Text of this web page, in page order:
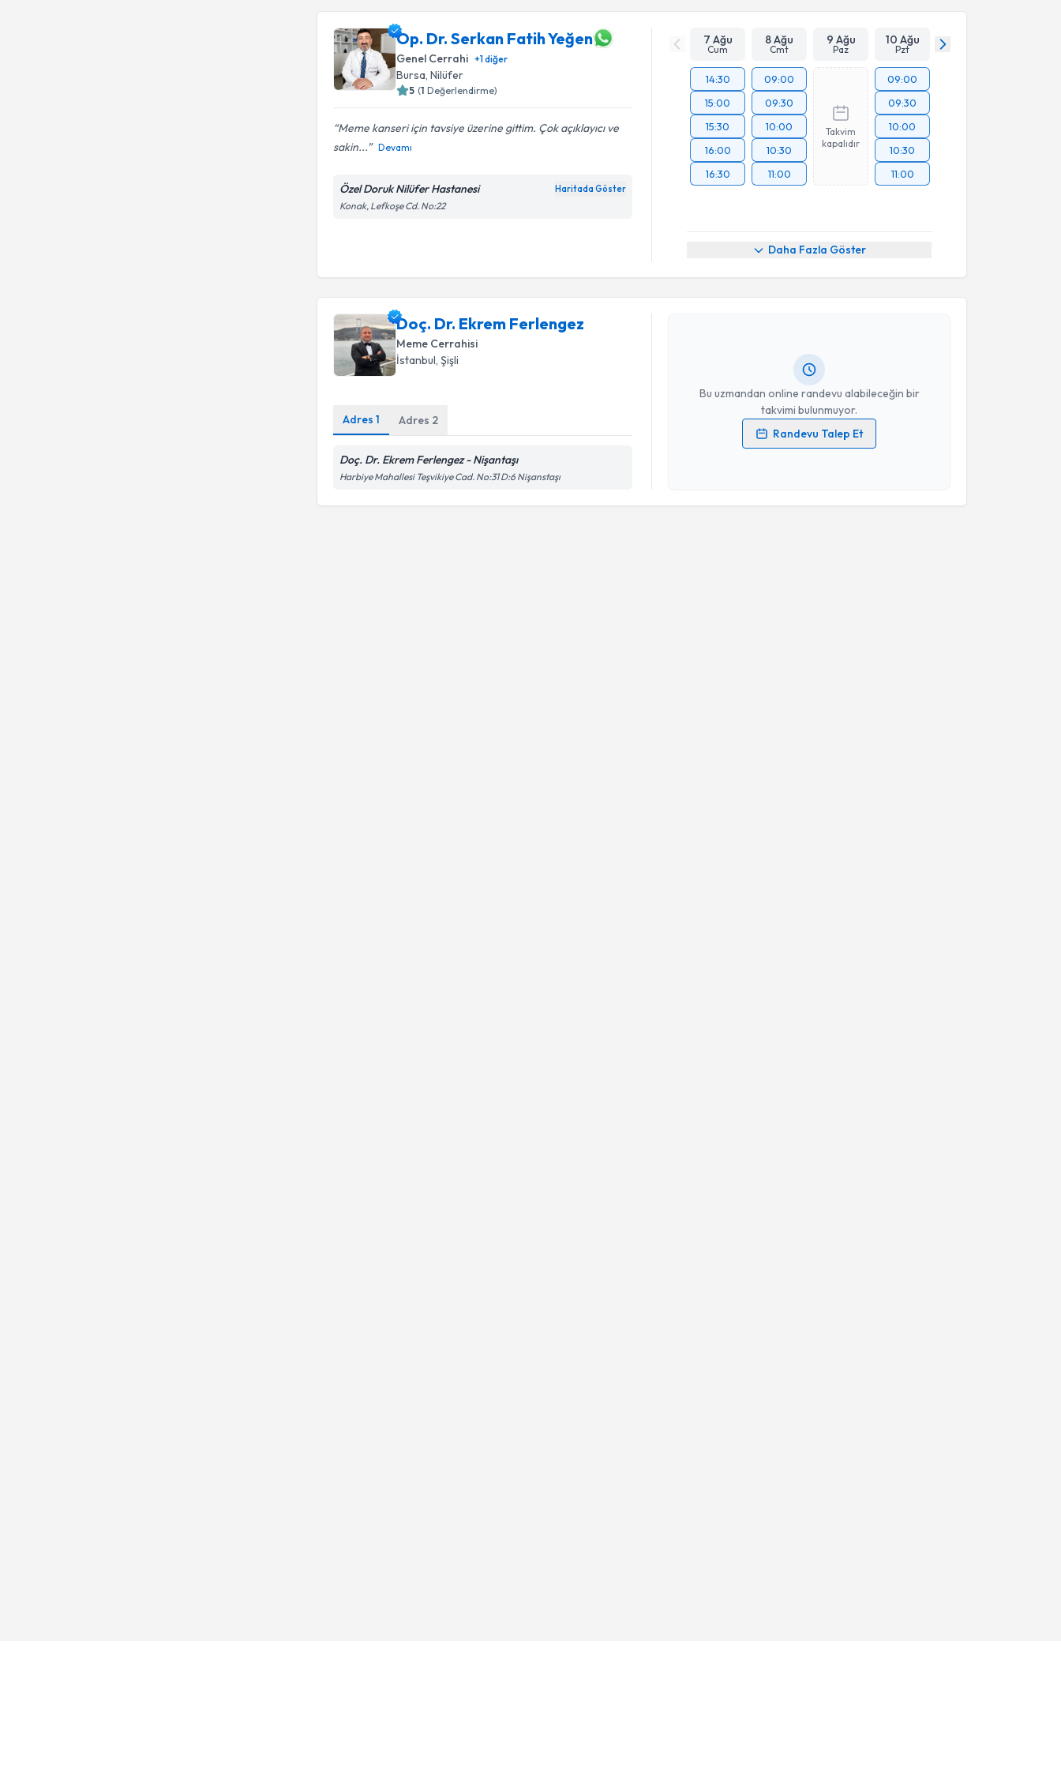
Op. Dr. Serkan Fatih Yeğen
Genel Cerrahi +1diğer
Bursa, Nilüfer
5 (1 Değerlendirme)
Meme kanseri için tavsiye üzerine gittim. Çok açıklayıcı ve
sakin...
Devamı
Özel Doruk Nilüfer Hastanesi Haritada Göster
Konak, Lefkoşe Cd. No:22
7 Ağu
Cum
8 Ağu
Cmt
9 Ağu
Paz
10 Ağu
Pzt
14:30
15:00
15:30
16:00
16:30
09:00
09:30
10:00
10:30
11:00
Takvim
kapalıdır
09:00
09:30
10:00
10:30
11:00
Daha Fazla Göster
Doç. Dr. Ekrem Ferlengez
Meme Cerrahisi
İstanbul , Şişli
Adres1 Adres 2
Doç. Dr. Ekrem Ferlengez - Nişantaşı
Harbiye Mahallesi Teşvikiye Cad. No:31 D:6 Nişanstaşı
Bu uzmandan online randevu alabileceğin bir
takvimi bulunmuyor.
Randevu Talep Et
Randevu Takvimi Talebi
Kişisel verilerimin işlenmesine ilişkinAydınlatma Metni